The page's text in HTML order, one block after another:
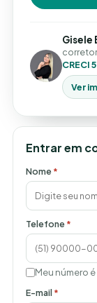
Gisele
CRECI
Ver
Entrar em
Nome*
Telefone*
Meu número
E-mail*